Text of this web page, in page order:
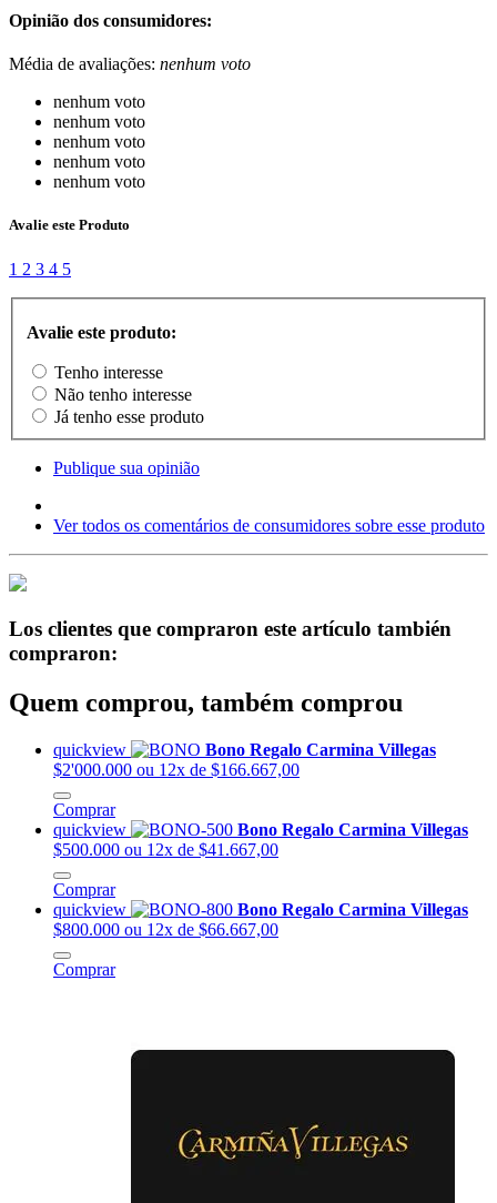
Opinião dos consumidores:
Média de avaliações: nenhum voto
nenhum voto
nenhum voto
nenhum voto
nenhum voto
nenhum voto
Avalie este Produto
1 2 3 4 5
Avalie este produto:
Tenho interesse
Não tenho interesse
Já tenho esse produto
Publique sua opinião
Ver todos os comentários de consumidores sobre esse produto
Los clientes que compraron este artículo también
compraron:
Quem comprou, também comprou
quickview
Bono Regalo Carmina Villegas
$2'000.000 ou 12x de $166.667,00
Comprar
quickview
Bono Regalo Carmina Villegas
$500.000 ou 12x de $41.667,00
Comprar
quickview
Bono Regalo Carmina Villegas
$800.000 ou 12x de $66.667,00
Comprar